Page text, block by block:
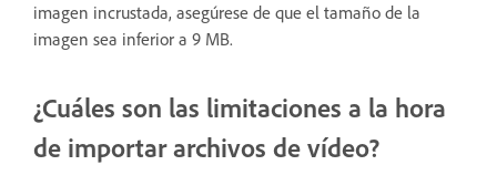
imagen incrustada, asegúrese de que el tamaño de la
imagen sea inferior a 9 MB.
¿Cuáles son las limitaciones a la hora
de importar archivos de vídeo?